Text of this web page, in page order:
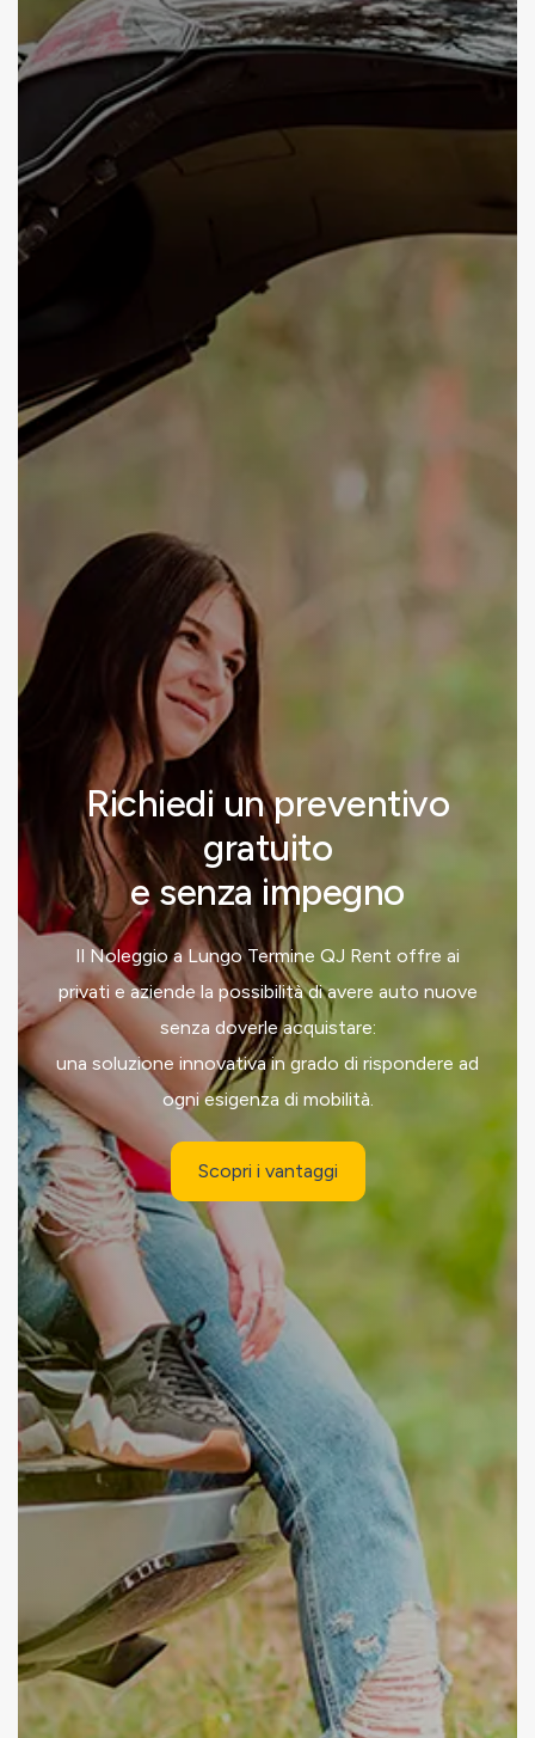
Richiedi un preventivo
gratuito
e senza impegno
Il Noleggio a Lungo Termine QJ Rent offre ai
privati e aziende la possibilità di avere auto nuove
senza doverle acquistare:
una soluzione innovativa in grado di rispondere ad
ogni esigenza di mobilità.
Scopri i vantaggi